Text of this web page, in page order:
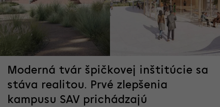
Moderná tvár špičkovej inštitúcie sa
stáva realitou. Prvé zlepšenia
kampusu SAV prichádzajú